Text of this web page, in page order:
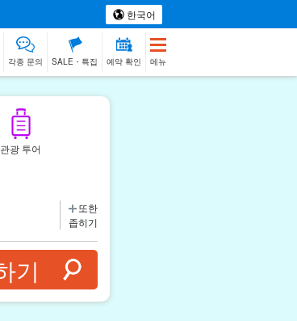
한국어
각종 문의 SALE・특집 예약 확인 메뉴
관광 투어
또한
좁히기